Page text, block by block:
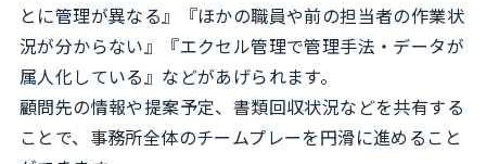
とに管理が異なる』『ほかの職員や前の担当者の作業状
況が分からない』『エクセル管理で管理手法・データが
属人化している』などがあげられます。
顧問先の情報や提案予定、書類回収状況などを共有する
ことで、事務所全体のチームプレーを円滑に進めること